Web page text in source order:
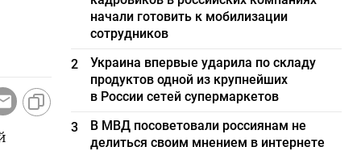
начали готовить к мобилизации
сотрудников
2
Украина впервые ударила по складу
продуктов одной из крупнейших
в России сетей супермаркетов
3
В МВД посоветовали россиянам не
делиться своим мнением в интернете